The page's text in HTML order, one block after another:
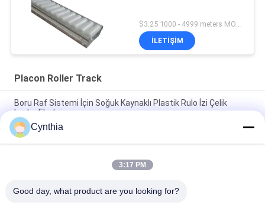
İLETIŞIM
Placon Roller Track
Boru Raf Sistemi İçin Soğuk Kaynaklı Plastik Rulo İzi Çelik
Levha Ekstrüzyonu
DY-6033 Boru raf sistemi için sac metal çerçeve palet
makaralı parça
DY-8533 Sac Metal Akıcı Makale Placon Montaj Hattı Sıralama
Cynthia
3:17 PM
Good day, what product are you looking for?